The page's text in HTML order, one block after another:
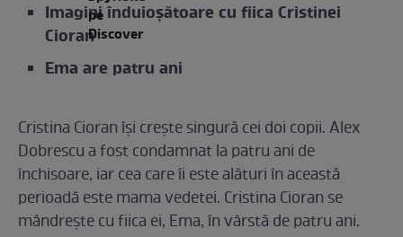
Imagini înduioșătoare cu fiica Cristinei
Cioran
Ema are patru ani
Cristina Cioran își crește singură cei doi copii. Alex
Dobrescu a fost condamnat la patru ani de
închisoare, iar cea care îi este alături în această
perioadă este mama vedetei. Cristina Cioran se
mândrește cu fiica ei, Ema, în vârstă de patru ani.